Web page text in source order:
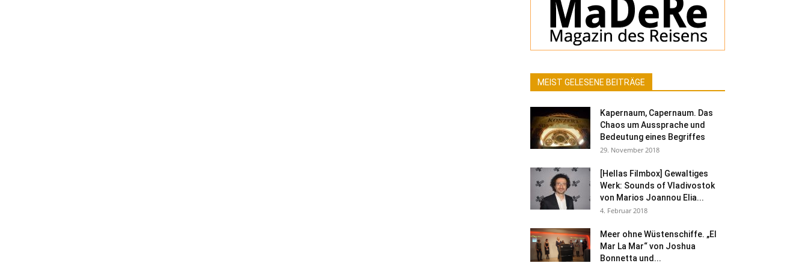
MEIST GELESENE BEITRÄGE
Kapernaum, Capernaum. Das
Chaos um Aussprache und
Bedeutung eines Begriffes
29. November 2018
[Hellas Filmbox] Gewaltiges
Werk: Sounds of Vladivostok
von Marios Joannou Elia...
4. Februar 2018
Meer ohne Wüstenschiffe. „El
Mar La Mar“ von Joshua
Bonnetta und...